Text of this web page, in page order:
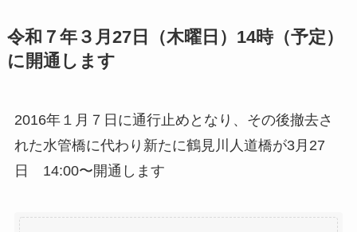
令和７年３月27日（木曜日）14時（予定）
に開通します
2016年１月７日に通行止めとなり、その後撤去さ
れた水管橋に代わり新たに鶴見川人道橋が3月27
日 14:00〜開通します